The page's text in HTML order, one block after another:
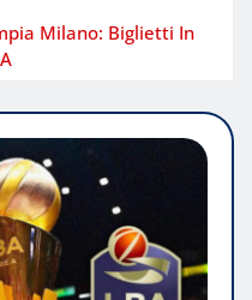
Milano: Biglietti In